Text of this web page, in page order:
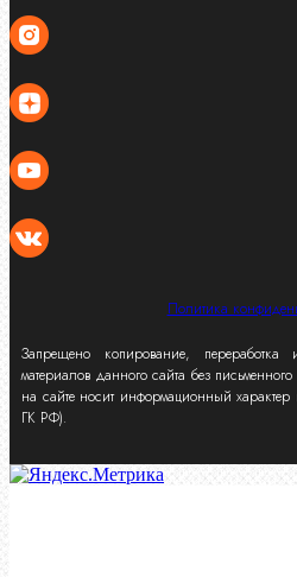
Политика
Запрещено копирование, переработка
материалов данного сайта без
на сайте носит информационный характер
ГК РФ).